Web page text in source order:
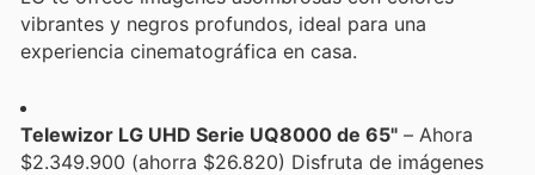
vibrantes y negros profundos, ideal para una
experiencia cinematográfica en casa.
Telewizor LG UHD Serie UQ8000 de 65" – Ahora
$2.349.900 (ahorra $26.820) Disfruta de imágenes